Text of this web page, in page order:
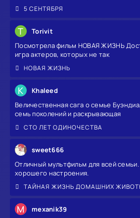
5 СЕНТЯБРЯ
T Torivit
Посмотрела фильм НОВАЯ ЖИЗНЬ
игра актеров, которых не так
НОВАЯ ЖИЗНЬ
K Khaleed
Величественная сага о семье
семь поколений и раскрывающая
СТО ЛЕТ ОДИНОЧЕСТВА
sweet666
Отличный мультфильм для всей
хорошего настроения.
ТАЙНАЯ ЖИЗНЬ ДОМАШНИХ
M mexanik39